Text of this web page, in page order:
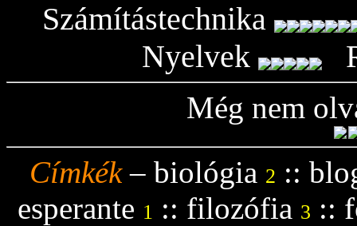
Számítástechnika
Nyelvek
Még nem
Címkék– biológia 2 ::
esperante 1 :: filozófia 3 ::